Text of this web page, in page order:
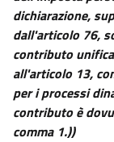
19
20
21
22
dichiarazione,
dall'articolo 76,
contributo
all'articolo 13,
per i processi
contributo è
comma 1.))